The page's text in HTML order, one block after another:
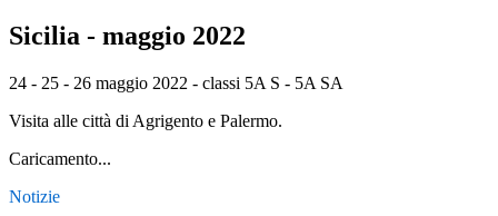
Sicilia - maggio 2022
24 - 25 - 26 maggio 2022 - classi 5A S - 5A SA
Visita alle città di Agrigento e Palermo.
Caricamento...
Notizie